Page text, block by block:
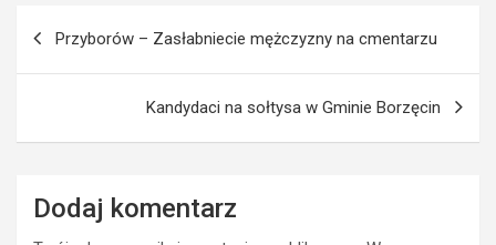
wpisu
Przyborów – Zasłabniecie mężczyzny na cmentarzu
Kandydaci na sołtysa w Gminie Borzęcin
Dodaj komentarz